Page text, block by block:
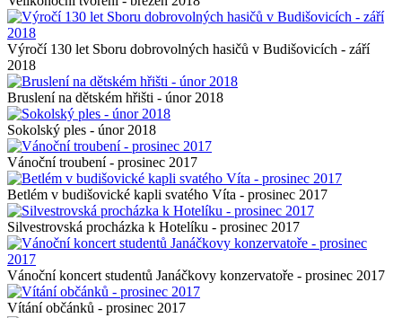
Výročí 130 let Sboru dobrovolných hasičů v Budišovicích - září
2018
Bruslení na dětském hřišti - únor 2018
Sokolský ples - únor 2018
Vánoční troubení - prosinec 2017
Betlém v budišovické kapli svatého Víta - prosinec 2017
Silvestrovská procházka k Hotelíku - prosinec 2017
Vánoční koncert studentů Janáčkovy konzervatoře - prosinec 2017
Vítání občánků - prosinec 2017